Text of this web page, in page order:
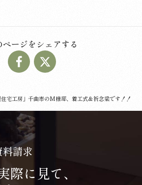
ページをシェアする
宅工房」千曲市のM様邸、着工式＆祈念梁です！！
料請求
際に見て、